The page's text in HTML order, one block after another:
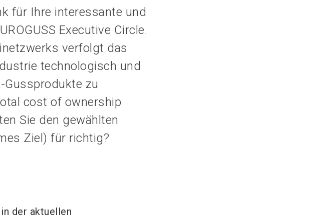
für Ihre interessante und
Executive Circle.
verfolgt das
technologisch und
zu
cost of ownership
Sie den gewählten
Ziel) für richtig?
der aktuellen